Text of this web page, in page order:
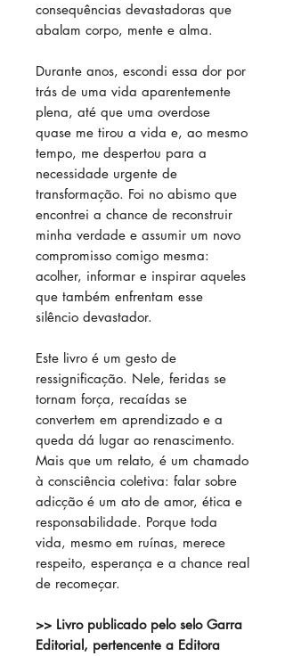
consequências devastadoras que
abalam corpo, mente e alma.
Durante anos, escondi essa dor por
trás de uma vida aparentemente
plena, até que uma overdose
quase me tirou a vida e, ao mesmo
tempo, me despertou para a
necessidade urgente de
transformação. Foi no abismo que
encontrei a chance de reconstruir
minha verdade e assumir um novo
compromisso comigo mesma:
acolher, informar e inspirar aqueles
que também enfrentam esse
silêncio devastador.
Este livro é um gesto de
ressignificação. Nele, feridas se
tornam força, recaídas se
convertem em aprendizado e a
queda dá lugar ao renascimento.
Mais que um relato, é um chamado
à consciência coletiva: falar sobre
adicção é um ato de amor, ética e
responsabilidade. Porque toda
vida, mesmo em ruínas, merece
respeito, esperança e a chance real
de recomeçar.
>> Livro publicado pelo selo Garra
Editorial, pertencente a Editora